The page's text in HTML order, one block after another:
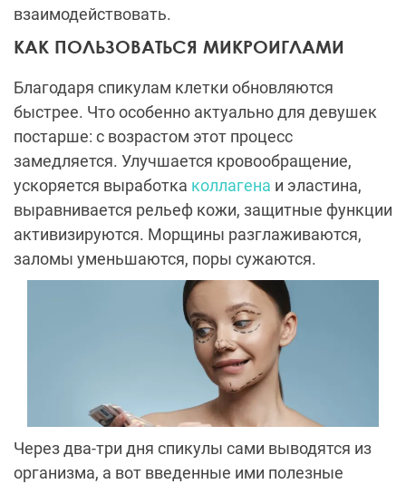
взаимодействовать.
КАК ПОЛЬЗОВАТЬСЯ МИКРОИГЛАМИ
Благодаря спикулам клетки обновляются
быстрее. Что особенно актуально для девушек
постарше: с возрастом этот процесс
замедляется. Улучшается кровообращение,
ускоряется выработка коллагена и эластина,
выравнивается рельеф кожи, защитные функции
активизируются. Морщины разглаживаются,
заломы уменьшаются, поры сужаются.
Через два-три дня спикулы сами выводятся из
организма, а вот введенные ими полезные